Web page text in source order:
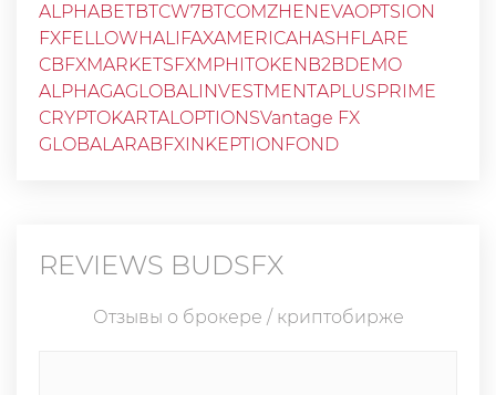
ALPHABETBTCW7BTCOMZHENEVAOPTSION
FXFELLOWHALIFAXAMERICAHASHFLARE
CBFXMARKETSFXMPHITOKEN B2BDEMO
ALPHAGAGLOBALINVESTMENTAPLUSPRIME
CRYPTOKARTALOPTIONSVantage FX
GLOBALARABFXINKEPTIONFOND
REVIEWS BUDSFX
Отзывы о брокере / криптобирже